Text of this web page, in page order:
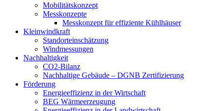
Mobilitätskonzept
Messkonzepte
Messkonzept für effiziente Kühlhäuser
Kleinwindkraft
Standorteinschätzung
Windmessungen
Nachhaltigkeit
CO2-Bilanz
Nachhaltige Gebäude – DGNB Zertifizierung
Förderung
Energieeffizienz in der Wirtschaft
BEG Wärmeerzeugung